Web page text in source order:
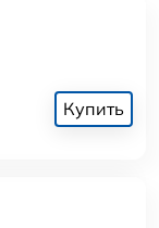
Купить